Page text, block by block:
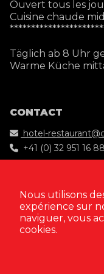
Ouvert tous les
Cuisine chaude
Täglich ab 8 Uhr
Warme Küche
CONTACT
hotel-
+41 (0) 32 951 16 88
Nous utilisons
expérience sur
naviguer, vous
cookies.